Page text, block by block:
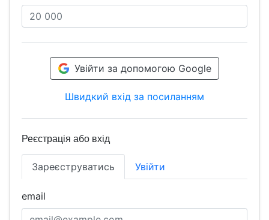
Увійти за допомогою Google
Швидкий вхід за посиланням
Реєстрація або вхід
Зареєструватись Увійти
email